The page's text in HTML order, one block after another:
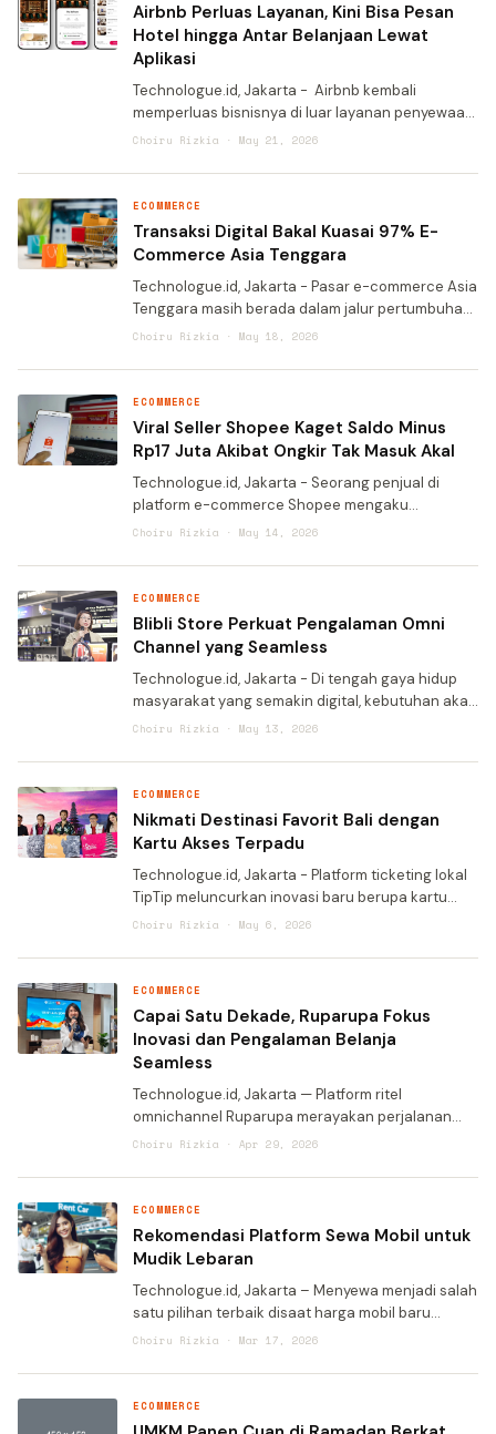
Airbnb Perluas Layanan, Kini Bisa Pesan
Hotel hingga Antar Belanjaan Lewat
Aplikasi
Technologue.id, Jakarta - Airbnb kembali
memperluas bisnisnya di luar layanan penyewaan
rumah dan apartemen. Perusahaan tersebut
hadir mulai musim p
Choiru Rizkia · May 21, 2026
ECOMMERCE
Transaksi Digital Bakal Kuasai 97% E-
Commerce Asia Tenggara
Technologue.id, Jakarta - Pasar e-commerce Asia
Tenggara masih berada dalam jalur pertumbuhan
yang sangat kuat. Berdasarkan studi terbaru dari
menja
Choiru Rizkia · May 18, 2026
ECOMMERCE
Viral Seller Shopee Kaget Saldo Minus
Rp17 Juta Akibat Ongkir Tak Masuk Akal
Technologue.id, Jakarta - Seorang penjual di
platform e-commerce Shopee mengaku
mengalami kejadian mengejutkan setelah saldo
selisih ongkos kirim pa
Choiru Rizkia · May 14, 2026
ECOMMERCE
Blibli Store Perkuat Pengalaman Omni
Channel yang Seamless
Technologue.id, Jakarta - Di tengah gaya hidup
masyarakat yang semakin digital, kebutuhan akan
produk teknologi dan pengalaman belanja yang
kebutuhan ters
Choiru Rizkia · May 13, 2026
ECOMMERCE
Nikmati Destinasi Favorit Bali dengan
Kartu Akses Terpadu
Technologue.id, Jakarta - Platform ticketing lokal
TipTip meluncurkan inovasi baru berupa kartu
akses terpadu yang memungkinkan wisatawan
tanpa perlu repo
Choiru Rizkia · May 6, 2026
ECOMMERCE
Capai Satu Dekade, Ruparupa Fokus
Inovasi dan Pengalaman Belanja
Seamless
Technologue.id, Jakarta — Platform ritel
omnichannel Ruparupa merayakan perjalanan
satu dekade kehadirannya di Indonesia dengan
saat ini, Ruparupa
Choiru Rizkia · Apr 29, 2026
ECOMMERCE
Rekomendasi Platform Sewa Mobil untuk
Mudik Lebaran
Technologue.id, Jakarta – Menyewa menjadi salah
satu pilihan terbaik disaat harga mobil baru
maupun bekas masih sangat mahal. Apalagi, mobil
pulang
Choiru Rizkia · Mar 17, 2026
ECOMMERCE